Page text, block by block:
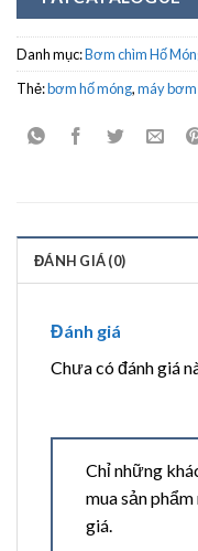
Danh mục:Bơm chìm Hố
Thẻ:bơm hố móng,máy bơm
ĐÁNH GIÁ (0)
Đánh giá
Chưa có đánh giá
Chỉ những
mua sản
giá.